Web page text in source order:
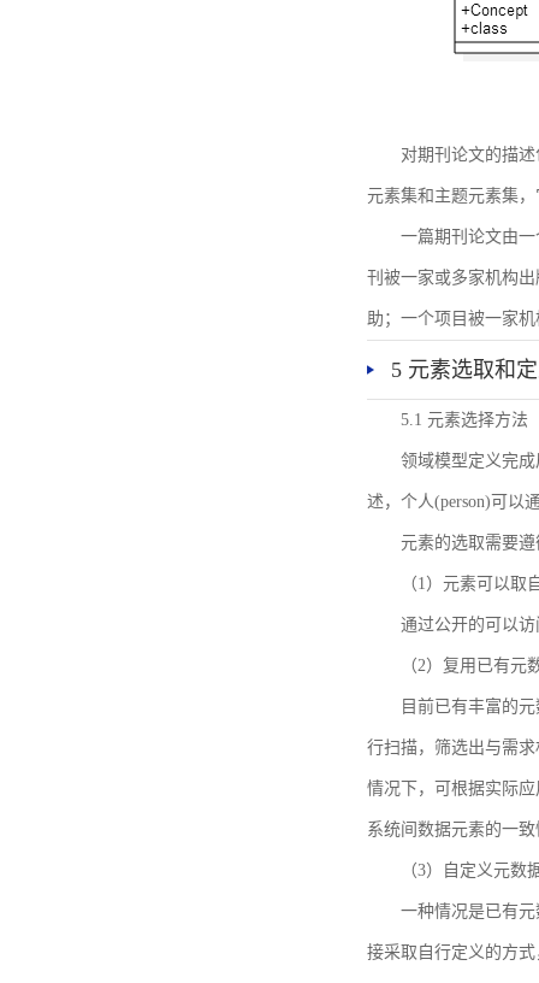
对期刊论文的描
元素集和主题元素集
一篇期刊论文由
刊被一家或多家机构
助；一个项目被一家
5 元素选取和
5.1 元素选择方法
领域模型定义完
述，个人(person)可以
元素的选取需要
（1）元素可以取
通过公开的可以
（2）复用已有元
目前已有丰富的
行扫描，筛选出与需
情况下，可根据实际
系统间数据元素的一致
（3）自定义元数
一种情况是已有
接采取自行定义的方